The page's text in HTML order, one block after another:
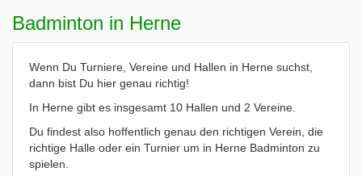
Badminton in Herne
Wenn Du Turniere, Vereine und Hallen in Herne suchst,
dann bist Du hier genau richtig!
In Herne gibt es insgesamt 10 Hallen und 2 Vereine.
Du findest also hoffentlich genau den richtigen Verein, die
richtige Halle oder ein Turnier um in Herne Badminton zu
spielen.